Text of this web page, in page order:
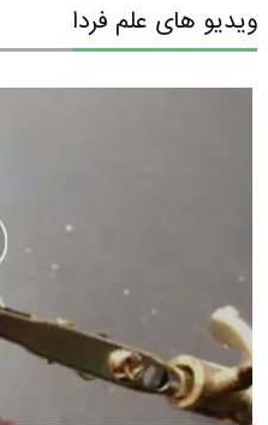
ویدیو های علم فردا